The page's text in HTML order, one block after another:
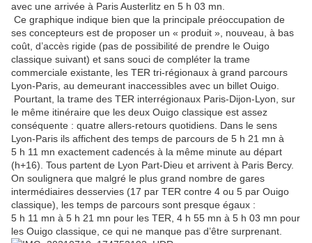
avec une arrivée à Paris Austerlitz en 5 h 03 mn.
Ce graphique indique bien que la principale préoccupation de
ses concepteurs est de proposer un « produit », nouveau, à bas
coût, d’accès rigide (pas de possibilité de prendre le Ouigo
classique suivant) et sans souci de compléter la trame
commerciale existante, les TER tri-régionaux à grand parcours
Lyon-Paris, au demeurant inaccessibles avec un billet Ouigo.
Pourtant, la trame des TER interrégionaux Paris-Dijon-Lyon, sur
le même itinéraire que les deux Ouigo classique est assez
conséquente : quatre allers-retours quotidiens. Dans le sens
Lyon-Paris ils affichent des temps de parcours de 5 h 21 mn à
5 h 11 mn exactement cadencés à la même minute au départ
(h+16). Tous partent de Lyon Part-Dieu et arrivent à Paris Bercy.
On soulignera que malgré le plus grand nombre de gares
intermédiaires desservies (17 par TER contre 4 ou 5 par Ouigo
classique), les temps de parcours sont presque égaux :
5 h 11 mn à 5 h 21 mn pour les TER, 4 h 55 mn à 5 h 03 mn pour
les Ouigo classique, ce qui ne manque pas d’être surprenant.